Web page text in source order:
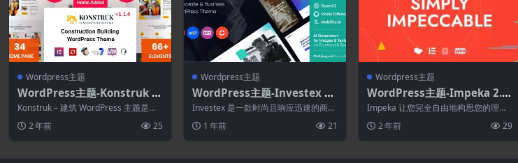
Wordpress主题
WordPress主题-Konstruk 1.
1.5–构建WordPress主题
Konstruk – 建筑 WordPress 主题是一
2 年前 25
Wordpress主题
WordPress主题-Investex 1.
19.0–企业与会计主题
Investex 是一款时尚且响应迅速的商业
1 年前 21
Wordpress主题
WordPress主题-Impeka 2.0.
5–创意多用途WordPress主题
Impeka 让您完全自由地构思您的理想
2 年前 29